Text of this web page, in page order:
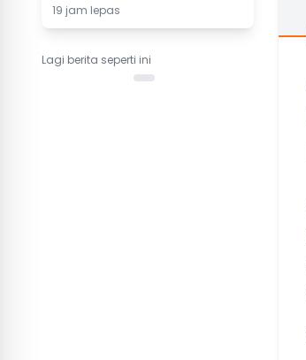
19 jam lepas
Lagi berita seperti ini